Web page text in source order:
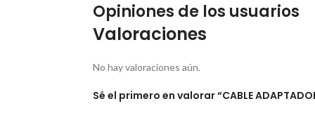
Opiniones de los usuarios
Valoraciones
No hay valoraciones aún.
Sé el primero en valorar “CABLE